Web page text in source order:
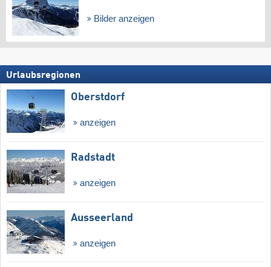
Bilder anzeigen
Urlaubsregionen
Oberstdorf
anzeigen
Radstadt
anzeigen
Ausseerland
anzeigen